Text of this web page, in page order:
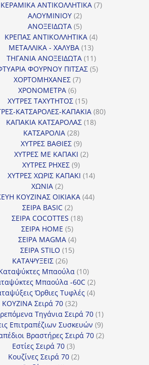
προϊόντα
ΚΕΡΑΜΙΚΑ ΑΝΤΙΚΟΛΛΗΤΙΚΑ 77
ΑΛΟΥΜΙΝΙΟΥ 22
προϊόντα
ΑΝΟΞΕΙΔΩΤΑ 55
προϊόντα
ΚΡΕΠΑΣ ΑΝΤΙΚΟΛΛΗΤΙΚΑ 44
ΜΕΤΑΛΛΙΚΑ - ΧΑΛΥΒΑ 1313
προϊόντα
ΤΗΓΑΝΙΑ ΑΝΟΞΕΙΔΩΤΑ 1111
προϊόντα
ΦΟΥΡΝΟΥ ΠΙΤΣΑΣ 55
ΧΟΡΤΟΜΗΧΑΝΕΣ 77
ΧΡΟΝΟΜΕΤΡΑ 66
προϊόντα
ΧΥΤΡΕΣ ΤΑΧΥΤΗΤΟΣ 1515
προϊόντα
ΚΑΤΣΑΡΟΛΕΣ-ΚΑΠΑΚΙΑ 8080
ΚΑΠΑΚΙΑ ΚΑΤΣΑΡΟΛΑΣ 1818
ΚΑΤΣΑΡΟΛΙΑ 2828
προϊόντα
ΧΥΤΡΕΣ ΒΑΘΙΕΣ 99
προϊόντα
ΧΥΤΡΕΣ ΜΕ ΚΑΠΑΚΙ 22
ΧΥΤΡΕΣ ΡΗΧΕΣ 99
προϊόντα
ΧΥΤΡΕΣ ΧΩΡΙΣ ΚΑΠΑΚΙ 1414
ΧΩΝΙΑ 22
προϊόντα
ΚΟΥΖΙΝΑΣ ΟΙΚΙΑΚΑ 4444
ΣΕΙΡΑ BASIC 22
προϊόντα
ΣΕΙΡΑ COCOTTES 1818
ΣΕΙΡΑ HOME 55
προϊόντα
ΣΕΙΡΑ MAGMA 44
προϊόντα
ΣΕΙΡΑ STILO 1515
ΚΑΤΑΨΥΞΕΙΣ 2626
προϊόντα
Μπαούλα 1010
προϊόντα
Μπαούλα -60C 22
προϊόντα
Όρθιες Τυφλές 44
ΚΟΥΖΙΝΑ Σειρά 70 3232
προϊόντα
Τηγάνια Σειρά 70 11
προϊόν
Επιτραπέζιων Συσκευών 99
προϊόντα
Βραστήρες Σειρά 70 22
Εστίες Σειρά 70 33
προϊόντα
Κουζίνες Σειρά 70 22